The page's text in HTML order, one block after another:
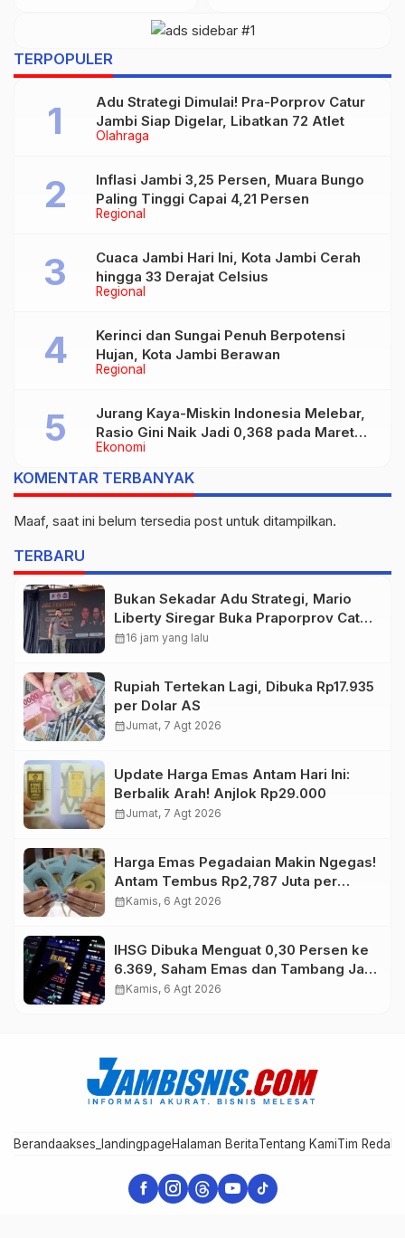
TERPOPULER
Olahraga
Adu Strategi Dimulai! Pra-Porprov Catur
Jambi Siap Digelar, Libatkan 72 Atlet
Regional
Inflasi Jambi 3,25 Persen, Muara Bungo
Paling Tinggi Capai 4,21 Persen
Regional
Cuaca Jambi Hari Ini, Kota Jambi Cerah
hingga 33 Derajat Celsius
Regional
Kerinci dan Sungai Penuh Berpotensi
Hujan, Kota Jambi Berawan
Ekonomi
Jurang Kaya-Miskin Indonesia Melebar,
Rasio Gini Naik Jadi 0,368 pada Maret
2026
KOMENTAR TERBANYAK
Maaf, saat ini belum tersedia post untuk ditampilkan.
TERBARU
Bukan Sekadar Adu Strategi, Mario
Liberty Siregar Buka Praporprov Catur
Jambi
calendar_month16 jam yang lalu
Rupiah Tertekan Lagi, Dibuka Rp17.935
per Dolar AS
calendar_monthJumat, 7 Agt 2026
Update Harga Emas Antam Hari Ini:
Berbalik Arah! Anjlok Rp29.000
calendar_monthJumat, 7 Agt 2026
Harga Emas Pegadaian Makin Ngegas!
Antam Tembus Rp2,787 Juta per
Gram
calendar_monthKamis, 6 Agt 2026
IHSG Dibuka Menguat 0,30 Persen ke
6.369, Saham Emas dan Tambang Jadi
Penggerak
calendar_monthKamis, 6 Agt 2026
Berandaakses_landingpageHalaman BeritaTentang KamiTim Redaksi